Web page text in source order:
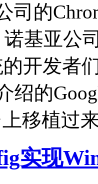
司的
基亚公
开发者
绍的
移植过
实现